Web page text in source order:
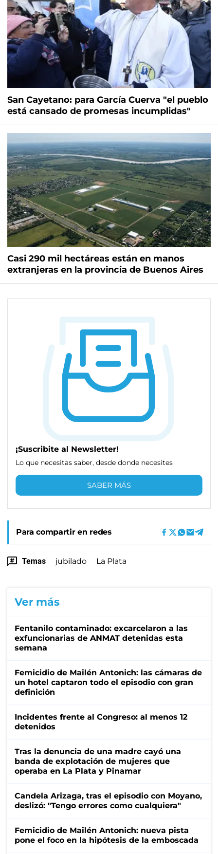
San Cayetano: para García Cuerva "el pueblo
está cansado de promesas incumplidas"
Casi 290 mil hectáreas están en manos
extranjeras en la provincia de Buenos Aires
¡Suscribite al Newsletter!
Lo que necesitas saber, desde donde necesites
SABER MÁS
Para compartir en redes
Temas jubilado La Plata
Ver más
Fentanilo contaminado: excarcelaron a las
exfuncionarias de ANMAT detenidas esta
semana
Femicidio de Mailén Antonich: las cámaras de
un hotel captaron todo el episodio con gran
definición
Incidentes frente al Congreso: al menos 12
detenidos
Tras la denuncia de una madre cayó una
banda de explotación de mujeres que
operaba en La Plata y Pinamar
Candela Arizaga, tras el episodio con Moyano,
deslizó: "Tengo errores como cualquiera"
Femicidio de Mailén Antonich: nueva pista
pone el foco en la hipótesis de la emboscada